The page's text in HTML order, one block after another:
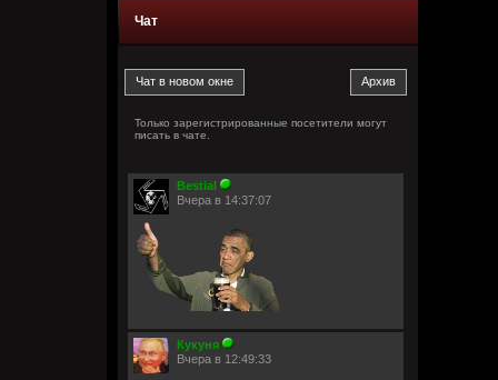
Чат
Только зарегистрированные посетители могут
писать в чате.
Bestial
Вчера в 14:37:07
Кукуня
Вчера в 12:49:33